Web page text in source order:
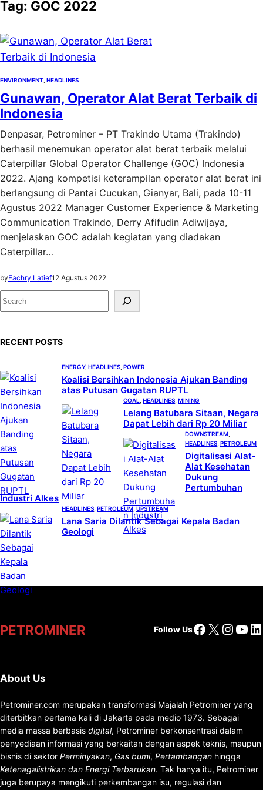
Tag: GOC 2022
ENVIRONMENT HEADLINES
Gunawan, Operator Alat Berat Terbaik di
Indonesia
Denpasar, Petrominer – PT Trakindo Utama (Trakindo)
berhasil menemukan operator alat berat terbaik melalui
Caterpillar Global Operator Challenge (GOC) Indonesia
2022. Ajang kompetisi keterampilan operator alat berat ini
berlangsung di Pantai Cucukan, Gianyar, Bali, pada 10-11
Agustus 2022 Manager Customer Experience & Marketing
Communication Trakindo, Derry Afifudin Adiwijaya,
menjelaskan GOC adalah kegiatan yang diadakan
Caterpillar…
byFachry Latief12 Agustus 2022
S
e
r
h
RECENT POSTS
ENERGY, HEADLINES POWER
Koalisi Bersihkan Indonesia Ajukan Banding
atas Putusan Gugatan RUPTL
COAL HEADLINES MINING
Lelang Batubara Sitaan, Negara
Dapat Lebih dari Rp 20 Miliar
DOWNSTREAM
HEADLINES PETROLEUM
Digitalisasi Alat-
Alat Kesehatan
Dukung
Pertumbuhan
Industri Alkes
HEADLINES PETROLEUM UPSTREAM
Lana Saria Dilantik Sebagai Kepala Badan
Geologi
PETROMINER Follow UsFacebook
X
About Us
Petrominer.com merupakan transformasi Majalah Petrominer yang
diterbitkan pertama kali di Jakarta pada medio 1973. Sebagai
media massa berbasis digital, Petrominer berkonsentrasi dalam
penyediaan informasi yang berkaitan dengan aspek teknis, maupun
bisnis di sektor Perminyakan, Gas bumi, Pertambangan hingga
Ketenagalistrikan dan Energi Terbarukan. Tak hanya itu, Petrominer
juga berupaya mengikuti perkembangan isu, regulasi dan